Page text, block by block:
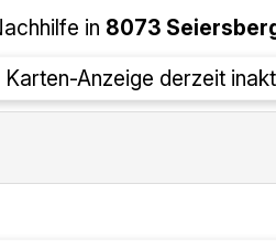
Lezioni private aSeiersberg
Visualizzazione della